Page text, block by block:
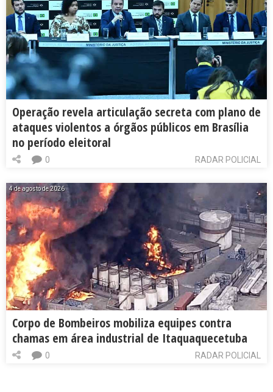
Operação revela articulação secreta com plano de
ataques violentos a órgãos públicos em Brasília
no período eleitoral
RADAR POLICIAL
0
4 de agosto de 2026
Corpo de Bombeiros mobiliza equipes contra
chamas em área industrial de Itaquaquecetuba
RADAR POLICIAL
0